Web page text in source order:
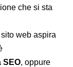
che si sta
web aspira
SEO, oppure